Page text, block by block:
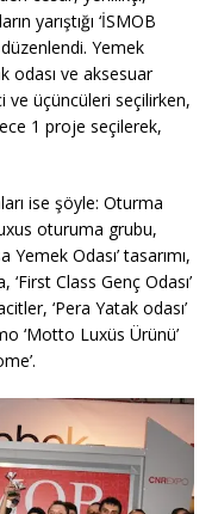
yarıştığı ‘İSMOB
Yemek
odası ve aksesuar
ve üçüncüleri seçilirken,
1 proje seçilerek,
ise şöyle: Oturma
oturuma grubu,
Odası’ tasarımı,
Class Genç Odası’
‘Pera Yatak odası’
‘Motto Luxüs Ürünü’